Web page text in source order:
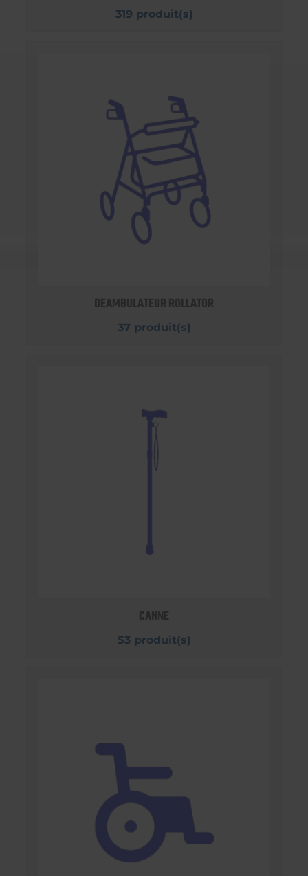
319 produit(s)
DEAMBULATEUR ROLLATOR
37 produit(s)
CANNE
53 produit(s)